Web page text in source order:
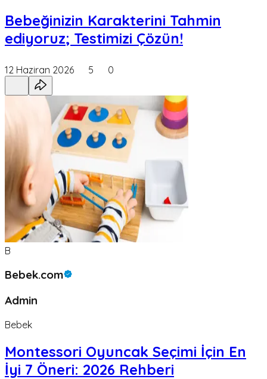
Bebeğinizin Karakterini Tahmin
ediyoruz; Testimizi Çözün!
12 Haziran 2026 5 0
B
Bebek.com
Admin
Bebek
Montessori Oyuncak Seçimi İçin En
İyi 7 Öneri: 2026 Rehberi